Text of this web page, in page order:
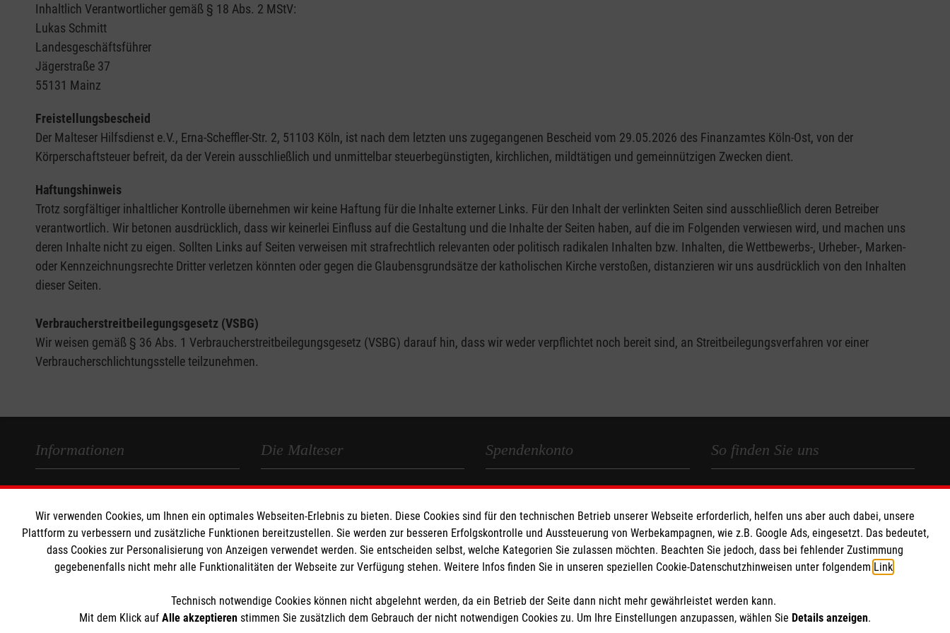
Inhaltlich Verantwortlicher gemäß § 18 Abs. 2 MStV:
Lukas Schmitt
Landesgeschäftsführer
Jägerstraße 37
55131 Mainz
Freistellungsbescheid
Der Malteser Hilfsdienst e.V., Erna-Scheffler-Str. 2, 51103 Köln, ist nach dem letzten uns zugegangenen Bescheid vom 29.05.2026 des Finanzamtes Köln-Ost, von der
Körperschaftsteuer befreit, da der Verein ausschließlich und unmittelbar steuerbegünstigten, kirchlichen, mildtätigen und gemeinnützigen Zwecken dient.
Haftungshinweis
Trotz sorgfältiger inhaltlicher Kontrolle übernehmen wir keine Haftung für die Inhalte externer Links. Für den Inhalt der verlinkten Seiten sind ausschließlich deren Betreiber
verantwortlich. Wir betonen ausdrücklich, dass wir keinerlei Einfluss auf die Gestaltung und die Inhalte der Seiten haben, auf die im Folgenden verwiesen wird, und machen uns
deren Inhalte nicht zu eigen. Sollten Links auf Seiten verweisen mit strafrechtlich relevanten oder politisch radikalen Inhalten bzw. Inhalten, die Wettbewerbs-, Urheber-, Marken-
oder Kennzeichnungsrechte Dritter verletzen könnten oder gegen die Glaubensgrundsätze der katholischen Kirche verstoßen, distanzieren wir uns ausdrücklich von den Inhalten
dieser Seiten.
Verbraucherstreitbeilegungsgesetz (VSBG)
Wir weisen gemäß § 36 Abs. 1 Verbraucherstreitbeilegungsgesetz (VSBG) darauf hin, dass wir weder verpflichtet noch bereit sind, an Streitbeilegungsverfahren vor einer
Verbraucherschlichtungsstelle teilzunehmen.
Informationen
Impressum
Datenschutz
Barrierefreiheit
Kontakt
Die Malteser
Malteser in Deutschland
Malteserorden
Sharepoint
Spendenkonto
Empfänger: Malteser Hilfsdienst e.V.
Bank: Pax-Bank für Kirche und Caritas eG
IBAN: DE19 3706 0193 4003 8880 83
BIC: GENODED1PAX
Stichwort: Malteser RLP
So finden Sie uns
Malteser Landesgeschäftsstelle
Rheinland-Pfalz
Jägerstraße 37
55131 Mainz
Telefon:06131 2858-200
landesgeschaeftsstelle.rlp@malteser.org
Wir verwenden Cookies, um Ihnen ein optimales Webseiten-Erlebnis zu bieten. Diese Cookies sind für den technischen Betrieb unserer Webseite erforderlich, helfen uns aber auch dabei, unsere
Plattform zu verbessern und zusätzliche Funktionen bereitzustellen. Sie werden zur besseren Erfolgskontrolle und Aussteuerung von Werbekampagnen, wie z.B. Google Ads, eingesetzt. Das bedeutet,
dass Cookies zur Personalisierung von Anzeigen verwendet werden. Sie entscheiden selbst, welche Kategorien Sie zulassen möchten. Beachten Sie jedoch, dass bei fehlender Zustimmung
gegebenenfalls nicht mehr alle Funktionalitäten der Webseite zur Verfügung stehen. Weitere Infos finden Sie in unseren speziellen Cookie-Datenschutzhinweisen unter folgendem Link
Technisch notwendige Cookies können nicht abgelehnt werden, da ein Betrieb der Seite dann nicht mehr gewährleistet werden kann.
Mit dem Klick auf Alle akzeptieren stimmen Sie zusätzlich dem Gebrauch der nicht notwendigen Cookies zu. Um Ihre Einstellungen anzupassen, wählen Sie Details anzeigen.